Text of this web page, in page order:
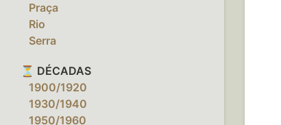
‎ ‎ ‎ Praça
‎ ‎ ‎ Rio
‎ ‎ ‎ Serra
⏳ DÉCADAS
‎ ‎ ‎ 1900/1920
‎ ‎ ‎ 1930/1940
‎ ‎ ‎ 1950/1960